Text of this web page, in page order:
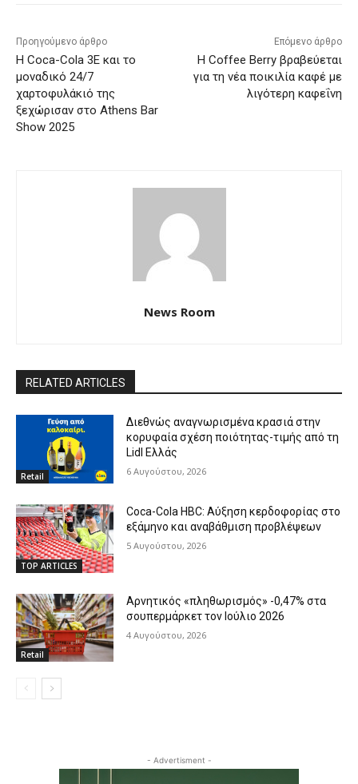
Προηγούμενο άρθρο
H Coca-Cola 3E και το
μοναδικό 24/7
χαρτοφυλάκιό της
ξεχώρισαν στο Athens Bar
Show 2025
Επόμενο άρθρο
Η Coffee Berry βραβεύεται
για τη νέα ποικιλία καφέ με
λιγότερη καφεΐνη
News Room
RELATED ARTICLES
Retail
Διεθνώς αναγνωρισμένα κρασιά στην
κορυφαία σχέση ποιότητας-τιμής από τη
Lidl Ελλάς
6 Αυγούστου, 2026
TOP ARTICLES
Coca-Cola HBC: Αύξηση κερδοφορίας στο
εξάμηνο και αναβάθμιση προβλέψεων
5 Αυγούστου, 2026
Retail
Αρνητικός «πληθωρισμός» -0,47% στα
σουπερμάρκετ τον Ιούλιο 2026
4 Αυγούστου, 2026
- Advertisment -